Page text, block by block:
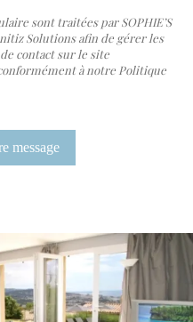
sont traitées par SOPHIE’S
Solutions afin de gérer les
contact sur le site
à notre Politique